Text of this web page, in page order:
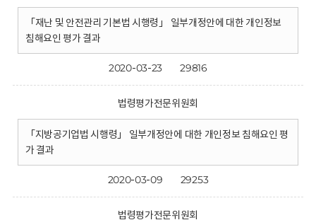
「재난 및 안전관리 기본법 시행령」 일부개정안에 대한 개인정보
침해요인 평가 결과
2020-03-23 29816
법령평가전문위원회
「지방공기업법 시행령」 일부개정안에 대한 개인정보 침해요인 평
가 결과
2020-03-09 29253
법령평가전문위원회